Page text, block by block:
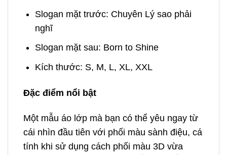
Slogan mặt trước: Chuyên Lý sao phải
nghĩ
Slogan mặt sau: Born to Shine
Kích thước: S, M, L, XL, XXL
Đặc điểm nổi bật
Một mẫu áo lớp mà bạn có thể yêu ngay từ
cái nhìn đầu tiên với phối màu sành điệu, cá
tính khi sử dụng cách phối màu 3D vừa